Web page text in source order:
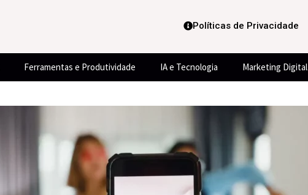
Políticas de Privacidade
Ferramentas e Produtividade IA e Tecnologia Marketing Digital